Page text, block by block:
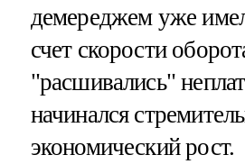
демереджем уже
счет скорости
"расшивались"
начинался
экономический рост.